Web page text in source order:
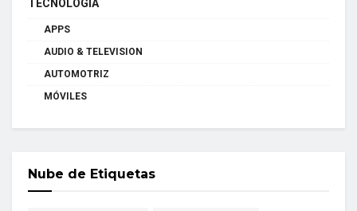
TECNOLOGÍA
APPS
AUDIO & TELEVISION
AUTOMOTRIZ
MÓVILES
Nube de Etiquetas